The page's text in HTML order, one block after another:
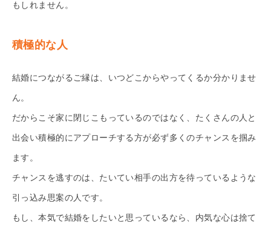
もしれません。
積極的な人
結婚につながるご縁は、いつどこからやってくるか分かりませ
ん。
だからこそ家に閉じこもっているのではなく、たくさんの人と
出会い積極的にアプローチする方が必ず多くのチャンスを掴み
ます。
チャンスを逃すのは、たいてい相手の出方を待っているような
引っ込み思案の人です。
もし、本気で結婚をしたいと思っているなら、内気な心は捨て